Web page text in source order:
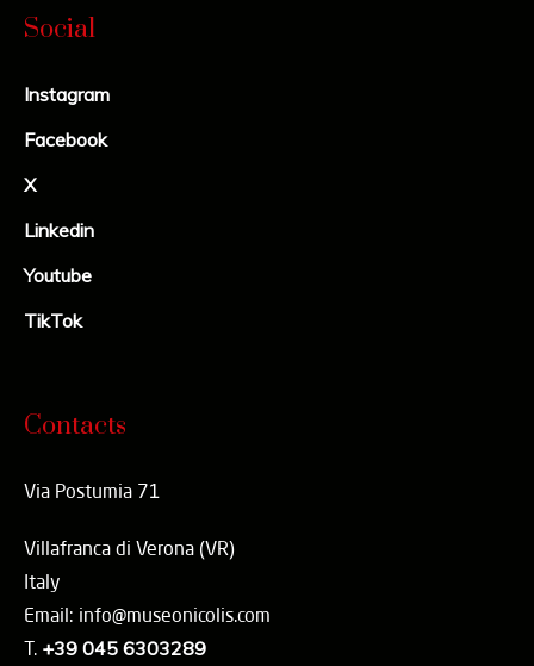
Social
Instagram
Facebook
X
Linkedin
Youtube
TikTok
Contacts
Via Postumia 71
Villafranca di Verona (VR)
Italy
Email: info@museonicolis.com
T. +39 045 6303289